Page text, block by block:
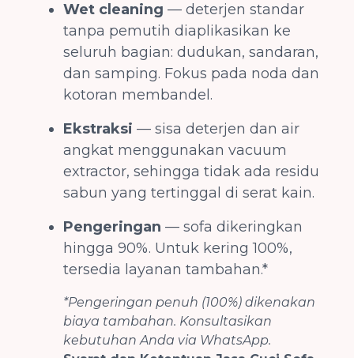
Wet cleaning — deterjen standar
tanpa pemutih diaplikasikan ke
seluruh bagian: dudukan, sandaran,
dan samping. Fokus pada noda dan
kotoran membandel.
Ekstraksi — sisa deterjen dan air
angkat menggunakan vacuum
extractor, sehingga tidak ada residu
sabun yang tertinggal di serat kain.
Pengeringan — sofa dikeringkan
hingga 90%. Untuk kering 100%,
tersedia layanan tambahan.*
*Pengeringan penuh (100%) dikenakan
biaya tambahan. Konsultasikan
kebutuhan Anda via WhatsApp.